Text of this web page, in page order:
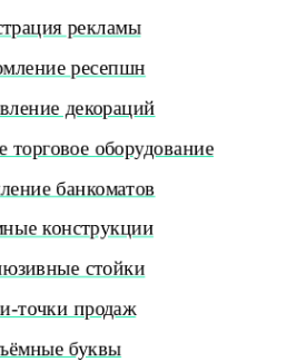
рекламы
ресепшн
декораций
торговое оборудование
банкоматов
конструкции
стойки
точки продаж
буквы